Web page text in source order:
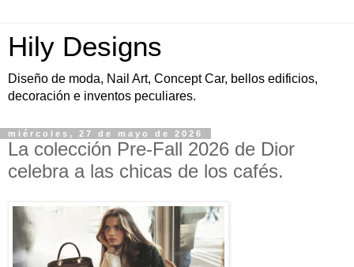
Hily Designs
Diseño de moda, Nail Art, Concept Car, bellos edificios,
decoración e inventos peculiares.
miércoles, 27 de mayo de 2026
La colección Pre-Fall 2026 de Dior
celebra a las chicas de los cafés.